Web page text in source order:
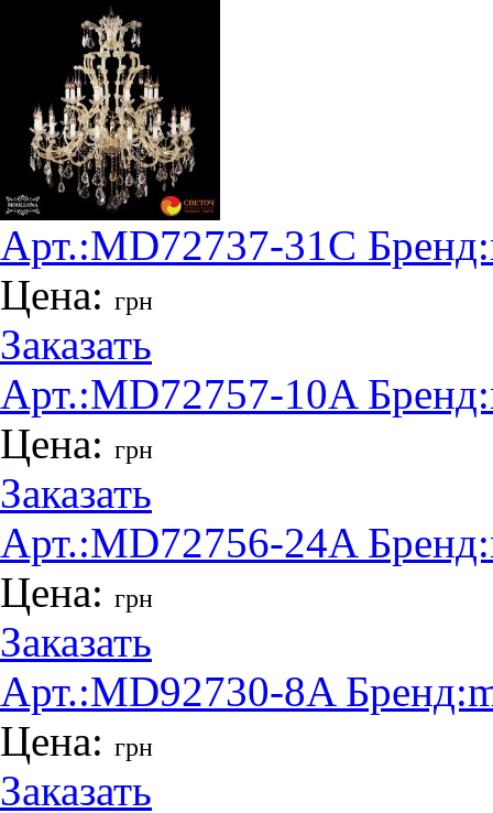
Арт.:MD72737-31C Бренд:
Цена: грн
Заказать
Арт.:MD72757-10A Бренд:
Цена: грн
Заказать
Арт.:MD72756-24A Бренд:
Цена: грн
Заказать
Арт.:MD92730-8A Бренд:
Цена: грн
Заказать